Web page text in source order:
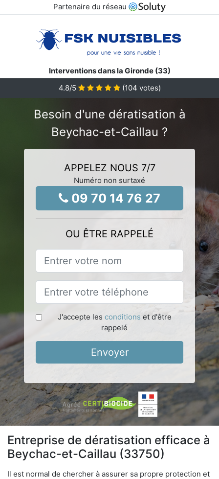
Partenaire du réseau
Interventions dans la Gironde (33)
4.8/5 (104 votes)
Besoin d'une dératisation à
Beychac-et-Caillau ?
APPELEZ NOUS 7/7
Numéro non surtaxé
09 70 14 76 27
OU ÊTRE RAPPELÉ
J'accepte les conditions et d'être
rappelé
Envoyer
Entreprise de dératisation efficace à
Beychac-et-Caillau (33750)
Il est normal de chercher à assurer sa propre protection et